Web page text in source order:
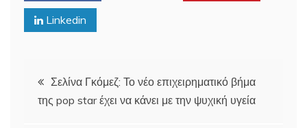
Linkedin
Post
navigation
Σελίνα Γκόμεζ: Το νέο επιχειρηματικό βήμα
της pop star έχει να κάνει με την ψυχική υγεία